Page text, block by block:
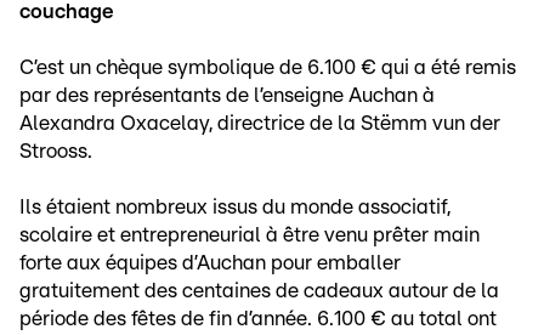
couchage
C’est un chèque symbolique de 6.100 € qui a été remis
par des représentants de l’enseigne Auchan à
Alexandra Oxacelay, directrice de la Stëmm vun der
Strooss.
Ils étaient nombreux issus du monde associatif,
scolaire et entrepreneurial à être venu prêter main
forte aux équipes d’Auchan pour emballer
gratuitement des centaines de cadeaux autour de la
période des fêtes de fin d’année. 6.100 € au total ont